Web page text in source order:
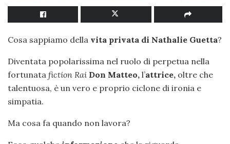
Cosa sappiamo della vita privata di Nathalie Guetta?
Diventata popolarissima nel ruolo di perpetua nella
fortunata fiction Rai Don Matteo, l’attrice, oltre che
talentuosa, è un vero e proprio ciclone di ironia e
simpatia.
Ma cosa fa quando non lavora?